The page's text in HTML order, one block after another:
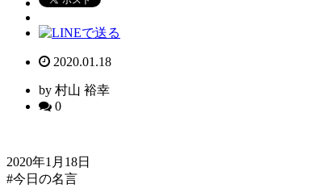
2020.01.18
by 村山 裕幸
0
2020年1月18日
#今日の名言